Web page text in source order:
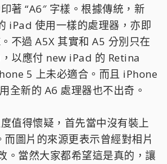
著 “A6″ 字樣。根據傳統，新
iPad 使用一樣的處理器，亦即
不過 A5X 其實和 A5 分別只在
以應付 new iPad 的 Retina
5 上未必適合。而且 iPhone
全新的 A6 處理器也不出奇。
值得懷疑，首先當中沒有裝上
圖片的來源更表示曾經對相片
。當然大家都希望這是真的，讓